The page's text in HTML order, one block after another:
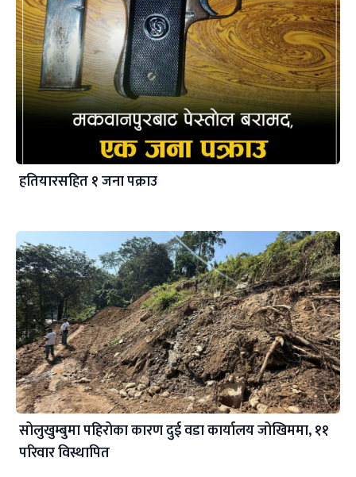
हतियारसहित १ जना पक्राउ
सोलुखुम्बुमा पहिरोका कारण दुई वडा कार्यालय जोखिममा, ११
परिवार विस्थापित